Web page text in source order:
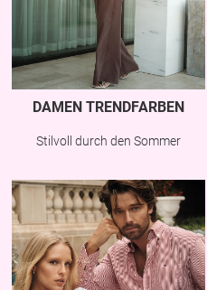
DAMEN TRENDFARBEN
Stilvoll durch den Sommer